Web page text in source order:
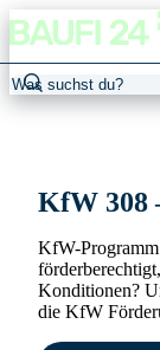
KfW 308
KfW-
Konditionen?
die KfW